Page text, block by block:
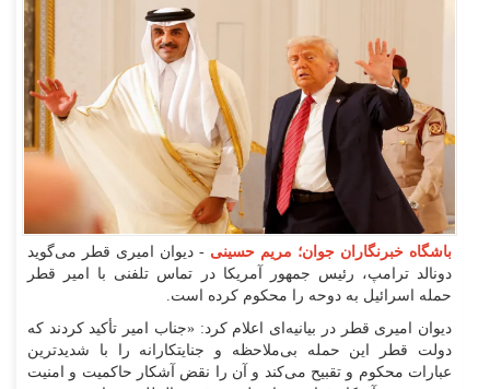
باشگاه خبرنگاران جوان؛ مریم حسینی - دیوان امیری قطر می‌گوید
دونالد ترامپ، رئیس جمهور آمریکا در تماس تلفنی با امیر قطر
حمله اسرائیل به دوحه را محکوم کرده است.
دیوان امیری قطر در بیانیه‌ای اعلام کرد: «جناب امیر تأکید کردند که
دولت قطر این حمله بی‌ملاحظه و جنایتکارانه را با شدیدترین
عبارات محکوم و تقبیح می‌کند و آن را نقض آشکار حاکمیت و امنیت